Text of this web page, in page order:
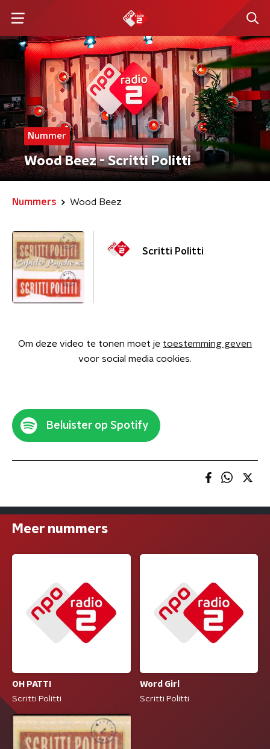
Nummer
Wood Beez - Scritti Politti
Nummers Wood Beez
Scritti Politti
Om deze video te tonen moet je toestemming geven
voor social media cookies.
Beluister op Spotify
Meer nummers
OH PATTI
Scritti Politti
Word Girl
Scritti Politti